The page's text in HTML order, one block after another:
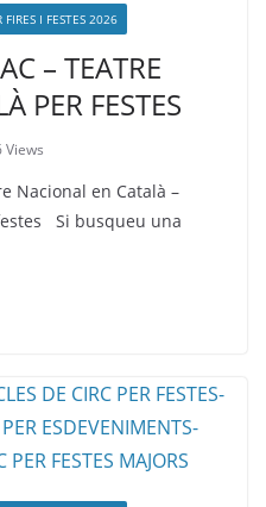
FIRES I FESTES 2026
– TEATRE
PER FESTES
Views
Nacional en Català –
Si busqueu una